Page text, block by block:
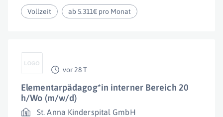
Vollzeit ab 5.311€ pro Monat
vor 28 T
Elementarpädagog*in interner Bereich 20
h/Wo (m/w/d)
St. Anna Kinderspital GmbH